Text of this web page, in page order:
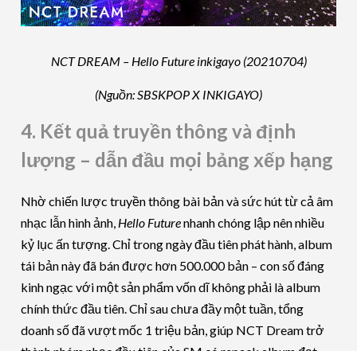
NCT DREAM – Hello Future inkigayo (20210704)
(Nguồn: SBSKPOP X INKIGAYO)
4. Kết quả truyền thông và định
lượng – dẫn đầu mọi bảng xếp hạng
Nhờ chiến lược truyền thông bài bản và sức hút từ cả âm
nhạc lẫn hình ảnh, Hello Futurenhanh chóng lập nên nhiều
kỷ lục ấn tượng. Chỉ trong ngày đầu tiên phát hành, album
tái bản này đã bán được hơn 500.000 bản – con số đáng
kinh ngạc với một sản phẩm vốn dĩ không phải là album
chính thức đầu tiên. Chỉ sau chưa đầy một tuần, tổng
doanh số đã vượt mốc 1 triệu bản, giúp NCT Dream trở